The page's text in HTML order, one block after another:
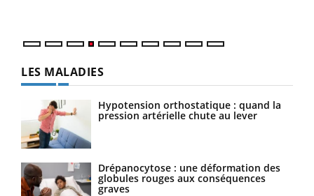
LES MALADIES
Hypotension orthostatique : quand la
pression artérielle chute au lever
Drépanocytose : une déformation des
globules rouges aux conséquences
graves